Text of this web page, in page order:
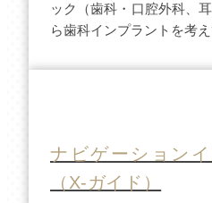
ック（歯科・口腔外科、
ら歯科インプラントを考
ナビゲーション
（X-ガイド）